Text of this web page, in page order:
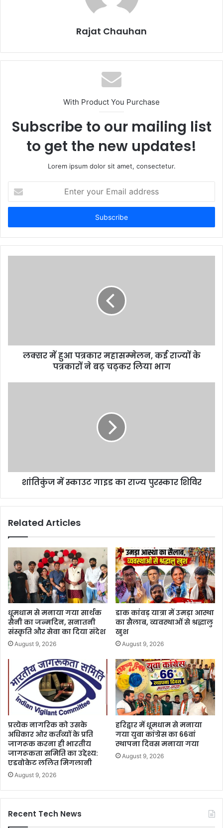
Rajat Chauhan
With Product You Purchase
Subscribe to our mailing list
to get the new updates!
Lorem ipsum dolor sit amet, consectetur.
your
Email
लक्सर में हुआ पत्रकार महासम्मेलन, कई राज्यों के
पत्रकारों ने बढ़ चढ़कर लिया भाग
शांतिकुंज में स्काउट गाइड का राज्य पुरस्कार शिविर
Related Articles
धूमधाम से मनाया गया सार्थक
सैनी का जन्मदिन, सनातनी
संस्कृति और सेवा का दिया संदेश
August 9, 2026
डाक कांवड़ यात्रा में उमड़ा आस्था
का सैलाब, व्यवस्थाओं से श्रद्धालु
खुश
August 9, 2026
प्रत्येक नागरिक को उसके
अधिकार ओर कर्तव्यों के प्रति
जागरूक करना ही भारतीय
जागरूकता समिति का उद्देश्य:
एडवोकेट ललित मिगलानी
August 9, 2026
हरिद्वार में धूमधाम से मनाया
गया युवा कांग्रेस का 66वां
स्थापना दिवस मनाया गया
August 9, 2026
Recent Tech News